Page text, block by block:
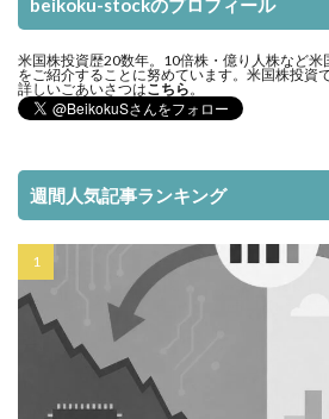
beikoku-stockのプロフィール
米国株投資歴20数年。10倍株・億り人株など
をご紹介することに努めています。米国株投資
詳しいごあいさつはこちら 。
週間人気記事ランキング